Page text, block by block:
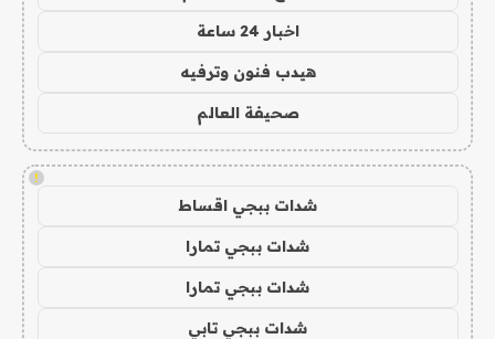
اخبار 24 ساعة
هيدب فنون وترفيه
صحيفة العالم
!
شدات ببجي اقساط
شدات ببجي تمارا
شدات ببجي تمارا
شدات ببجي تابي